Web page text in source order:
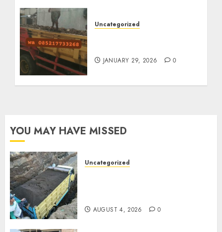
Uncategorized
JANUARY 29, 2026 0
YOU MAY HAVE MISSED
Uncategorized
AUGUST 4, 2026 0